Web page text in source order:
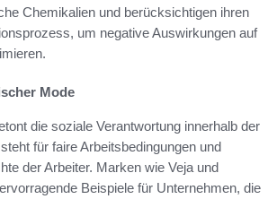
Chemikalien und berücksichtigen ihren
um negative Auswirkungen auf
Mode
die soziale Verantwortung innerhalb der
für faire Arbeitsbedingungen und
der Arbeiter. Marken wie Veja und
Beispiele für Unternehmen, die